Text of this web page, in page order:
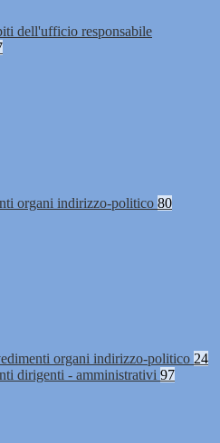
dell'ufficio responsabile
organi indirizzo-politico 80
organi indirizzo-politico 24
dirigenti - amministrativi 97